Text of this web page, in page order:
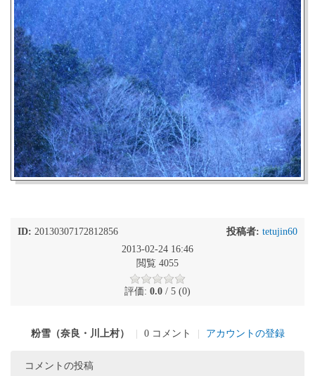
ID: 20130307172812856 投稿者: tetujin60
2013-02-24 16:46
閲覧 4055
評価: 0.0 / 5 (0)
粉雪（奈良・川上村） 0 コメント アカウントの登録
コメントの投稿